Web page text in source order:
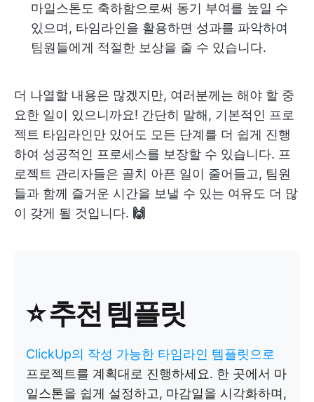
마일스톤도 축하함으로써 동기 부여를 높일 수
있으며, 타임라인을 활용하면 성과를 파악하여
팀원들에게 적절한 보상을 줄 수 있습니다.
더 나열할 내용은 많겠지만, 여러분께는 해야 할 중
요한 일이 있으니까요! 간단히 말해, 기본적인 프로
젝트 타임라인만 있어도 모든 단계를 더 쉽게 진행
하여 성공적인 프로세스를 보장할 수 있습니다. 프
로젝트 관리자들은 골치 아픈 일이 줄어들고, 팀원
들과 함께 즐거운 시간을 보낼 수 있는 여유도 더 많
이 갖게 될 것입니다. 🙌
⭐ 추천 템플릿
ClickUp의 작성 가능한 타임라인 템플릿으로
프로젝트를 계획대로 진행하세요. 한 곳에서 마
일스톤을 쉽게 설정하고, 마감일을 시각화하며,